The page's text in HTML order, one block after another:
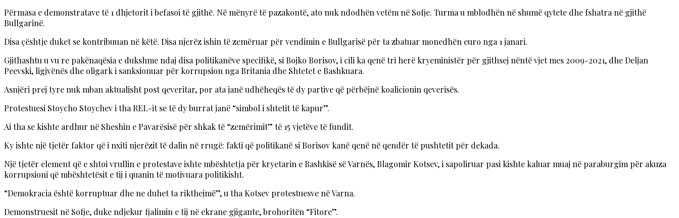
Përmasa e demonstratave të 1 dhjetorit i befasoi të gjithë. Në mënyrë të pazakontë, ato nuk ndodhën vetëm në Sofje. Turma u mblodhën në shumë qytete dhe fshatra në gjithë
Bullgarinë.
Disa çështje duket se kontribuuan në këtë. Disa njerëz ishin të zemëruar për vendimin e Bullgarisë për ta zbatuar monedhën euro nga 1 janari.
Gjithashtu u vu re pakënaqësia e dukshme ndaj disa politikanëve specifikë, si Bojko Borisov, i cili ka qenë tri herë kryeministër për gjithsej nëntë vjet mes 2009-2021, dhe Deljan
Peevski, ligjvënës dhe oligark i sanksionuar për korrupsion nga Britania dhe Shtetet e Bashkuara.
Asnjëri prej tyre nuk mban aktualisht post qeveritar, por ata janë udhëheqës të dy partive që përbëjnë koalicionin qeverisës.
Protestuesi Stoycho Stoychev i tha REL-it se të dy burrat janë “simbol i shtetit të kapur”.
Ai tha se kishte ardhur në Sheshin e Pavarësisë për shkak të “zemërimit” të 15 vjetëve të fundit.
Ky ishte një tjetër faktor që i nxiti njerëzit të dalin në rrugë: fakti që politikanë si Borisov kanë qenë në qendër të pushtetit për dekada.
Një tjetër element që e shtoi vrullin e protestave ishte mbështetja për kryetarin e Bashkisë së Varnës, Blagomir Kotsev, i sapoliruar pasi kishte kaluar muaj në paraburgim për akuza
korrupsioni që mbështetësit e tij i quanin të motivuara politikisht.
“Demokracia është korruptuar dhe ne duhet ta rikthejmë”, u tha Kotsev protestuesve në Varna.
Demonstruesit në Sofje, duke ndjekur fjalimin e tij në ekrane gjigante, brohoritën “Fitore”.